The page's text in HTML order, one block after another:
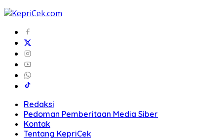
Redaksi
Pedoman Pemberitaan Media Siber
Kontak
Tentang KepriCek